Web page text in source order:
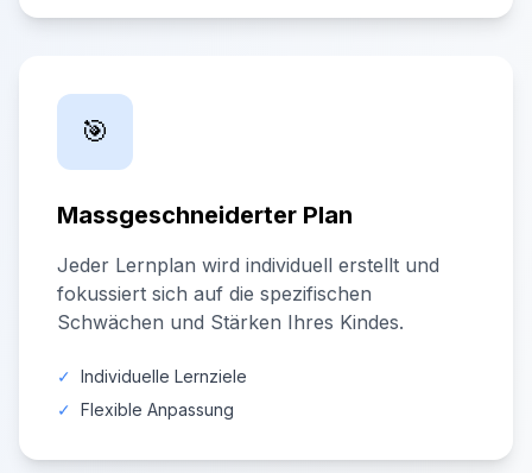
🎯
Massgeschneiderter Plan
Jeder Lernplan wird individuell erstellt und
fokussiert sich auf die spezifischen
Schwächen und Stärken Ihres Kindes.
✓ Individuelle Lernziele
✓ Flexible Anpassung